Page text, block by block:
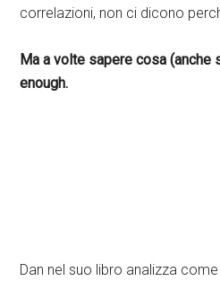
correlazioni, non ci dicono
Ma a volte sapere cosa (anche
enough.
Dan nel suo libro analizza